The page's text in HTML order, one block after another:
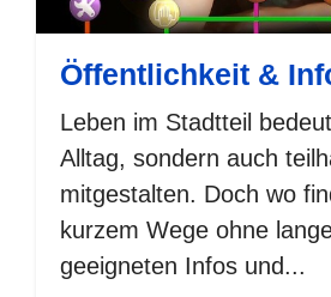
Öffentlichkeit &
Leben im Stadtteil
Alltag, sondern auch
mitgestalten. Doch wo
kurzem Wege ohne
geeigneten Infos und...